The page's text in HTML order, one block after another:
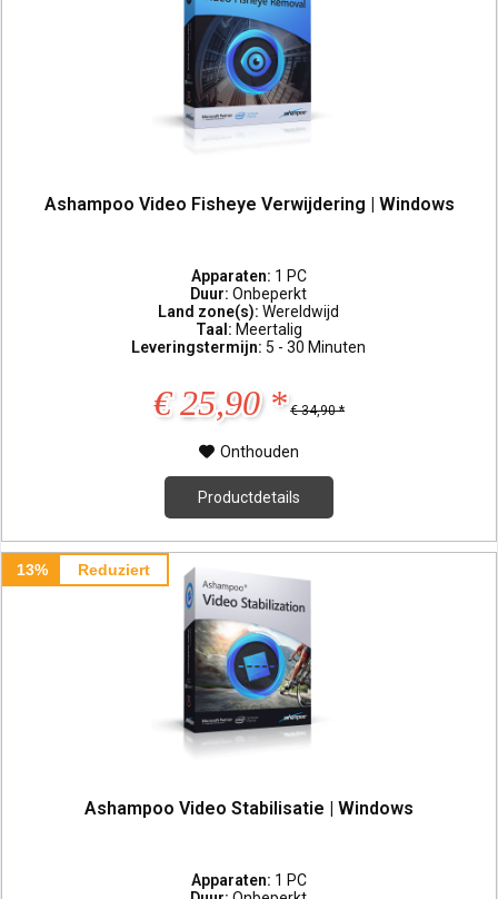
Ashampoo Video Fisheye Verwijdering | Windows
Apparaten: 1 PC
Duur:Onbeperkt
Land zone(s):Wereldwijd
Taal: Meertalig
Leveringstermijn: 5 - 30 Minuten
€ 25,90 * € 34,90 *
Onthouden
Productdetails
13% Reduziert
Ashampoo Video Stabilisatie | Windows
Apparaten: 1 PC